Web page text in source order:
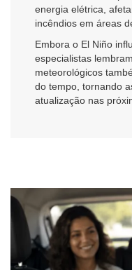
energia elétrica,
incêndios em áreas
Embora o El Niño
especialistas
meteorológicos
do tempo, tornando
atualização nas